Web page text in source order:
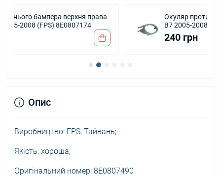
Окуляр протитуманної фари правий Audi A4
B7 2005-2008 (Тайвань) 8E0807820
Опис
Виробництво: FPS, Тайвань;
Якість: хороша;
Оригінальний номер: 8E0807490